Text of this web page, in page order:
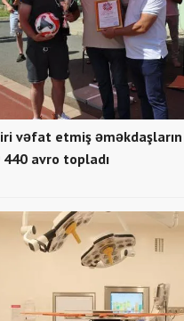
vəfat etmiş əməkdaşların
440 avro topladı